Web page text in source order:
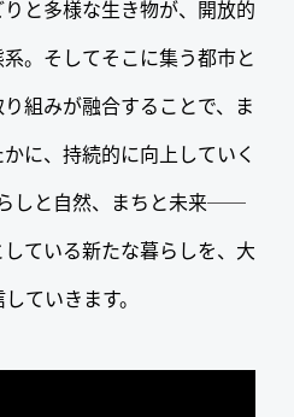
と多様な生き物が、開放的
。そしてそこに集う都市と
組みが融合することで、ま
に、持続的に向上していく
しと自然、まちと未来──
ている新たな暮らしを、大
ていきます。